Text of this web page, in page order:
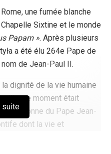
Cette dernière mesure
restent plus
croyances des enfants
être.
une fumée blanche
Sixtine et le monde
Papam ». Après plusieurs
a été élu 264e Pape de
de Jean-Paul II.
dignité de la vie humaine
ce moment était
personne du Pape Jean-
dont la vie et
suite